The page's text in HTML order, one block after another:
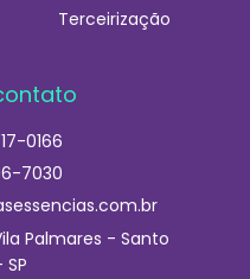
Terceirização
0166
7030
Palmares - Santo